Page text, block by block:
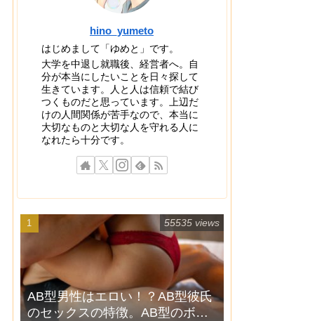
hino_yumeto
はじめまして「ゆめと」です。
大学を中退し就職後、経営者へ。自
分が本当にしたいことを日々探して
生きています。人と人は信頼で結び
つくものだと思っています。上辺だ
けの人間関係が苦手なので、本当に
大切なものと大切な人を守れる人に
なれたら十分です。
AB型男性はエロい！？AB型彼氏
のセックスの特徴。AB型のボク
55535 views